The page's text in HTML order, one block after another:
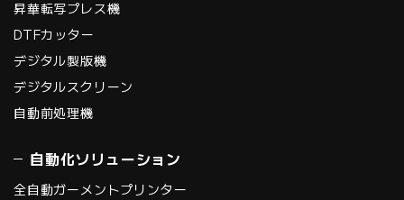
昇華転写プレス機
DTFカッター
デジタル製版機
デジタルスクリーン
自動前処理機
自動化ソリューション
全自動ガーメントプリンター